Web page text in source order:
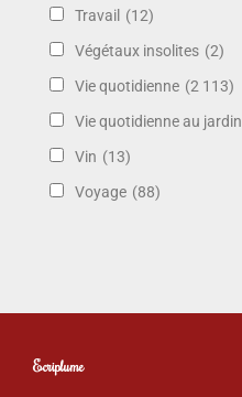
Travail (12)
Végétaux insolites (2)
Vie quotidienne (2 113)
Vie quotidienne au jardin
Vin (13)
Voyage (88)
Ecriplume